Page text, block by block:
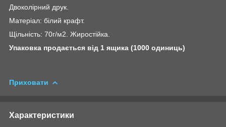
Двоколірний друк.
Матеріал: білий крафт.
Щільність: 70г/м2. Жиростійка.
Упаковка продається від 1 ящика (1000 одиниць)
Приховати
Характеристики